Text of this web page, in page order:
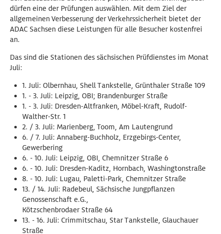
dürfen eine der Prüfungen auswählen. Mit dem Ziel der
allgemeinen Verbesserung der Verkehrssicherheit bietet der
ADAC Sachsen diese Leistungen für alle Besucher kostenfrei
an.
Das sind die Stationen des sächsischen Prüfdienstes im Monat
Juli:
1. Juli: Olbernhau, Shell Tankstelle, Grünthaler Straße 109
1. - 3. Juli: Leipzig, OBI; Brandenburger Straße
1. - 3. Juli: Dresden-Altfranken, Möbel-Kraft, Rudolf-
Walther-Str. 1
2. / 3. Juli: Marienberg, Toom, Am Lautengrund
6. / 7. Juli: Annaberg-Buchholz, Erzgebirgs-Center,
Gewerbering
6. - 10. Juli: Leipzig, OBI, Chemnitzer Straße 6
6. - 10. Juli: Dresden-Kaditz, Hornbach, Washingtonstraße
8. - 10. Juli: Lugau, Paletti-Park, Chemnitzer Straße
13. / 14. Juli: Radebeul, Sächsische Jungpflanzen
Genossenschaft e.G.,
Kötzschenbrodaer Straße 64
13. - 16. Juli: Crimmitschau, Star Tankstelle, Glauchauer
Straße